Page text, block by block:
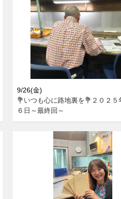
9/26(金)
💐いつも心に路地裏を💐２０２５
６日～最終回～